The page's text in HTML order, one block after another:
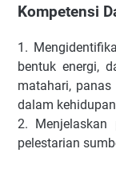
Kompetensi
1.
bentuk energi,
matahari,
dalam
2. Menjelaskan
pelestarian